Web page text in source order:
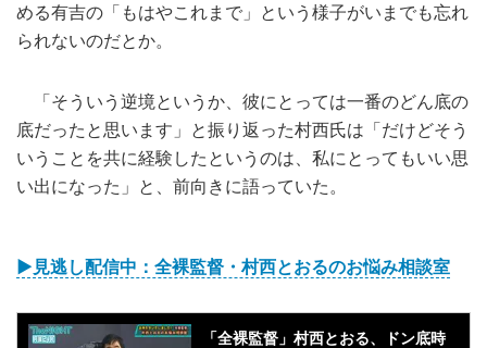
める有吉の「もはやこれまで」という様子がいまでも忘れ
られないのだとか。
「そういう逆境というか、彼にとっては一番のどん底の
底だったと思います」と振り返った村西氏は「だけどそう
いうことを共に経験したというのは、私にとってもいい思
い出になった」と、前向きに語っていた。
▶見逃し配信中：全裸監督・村西とおるのお悩み相談室
「全裸監督」村西とおる、ドン底時